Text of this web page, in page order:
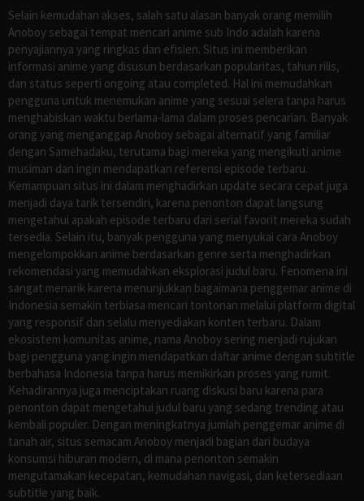
Selain kemudahan akses, salah satu alasan banyak orang memilih
Anoboy sebagai tempat mencari anime sub Indo adalah karena
penyajiannya yang ringkas dan efisien. Situs ini memberikan
informasi anime yang disusun berdasarkan popularitas, tahun rilis,
dan status seperti ongoing atau completed. Hal ini memudahkan
pengguna untuk menemukan anime yang sesuai selera tanpa harus
menghabiskan waktu berlama-lama dalam proses pencarian. Banyak
orang yang menganggap Anoboy sebagai alternatif yang familiar
dengan Samehadaku, terutama bagi mereka yang mengikuti anime
musiman dan ingin mendapatkan referensi episode terbaru.
Kemampuan situs ini dalam menghadirkan update secara cepat juga
menjadi daya tarik tersendiri, karena penonton dapat langsung
mengetahui apakah episode terbaru dari serial favorit mereka sudah
tersedia. Selain itu, banyak pengguna yang menyukai cara Anoboy
mengelompokkan anime berdasarkan genre serta menghadirkan
rekomendasi yang memudahkan eksplorasi judul baru. Fenomena ini
sangat menarik karena menunjukkan bagaimana penggemar anime di
Indonesia semakin terbiasa mencari tontonan melalui platform digital
yang responsif dan selalu menyediakan konten terbaru. Dalam
ekosistem komunitas anime, nama Anoboy sering menjadi rujukan
bagi pengguna yang ingin mendapatkan daftar anime dengan subtitle
berbahasa Indonesia tanpa harus memikirkan proses yang rumit.
Kehadirannya juga menciptakan ruang diskusi baru karena para
penonton dapat mengetahui judul baru yang sedang trending atau
kembali populer. Dengan meningkatnya jumlah penggemar anime di
tanah air, situs semacam Anoboy menjadi bagian dari budaya
konsumsi hiburan modern, di mana penonton semakin
mengutamakan kecepatan, kemudahan navigasi, dan ketersediaan
subtitle yang baik.